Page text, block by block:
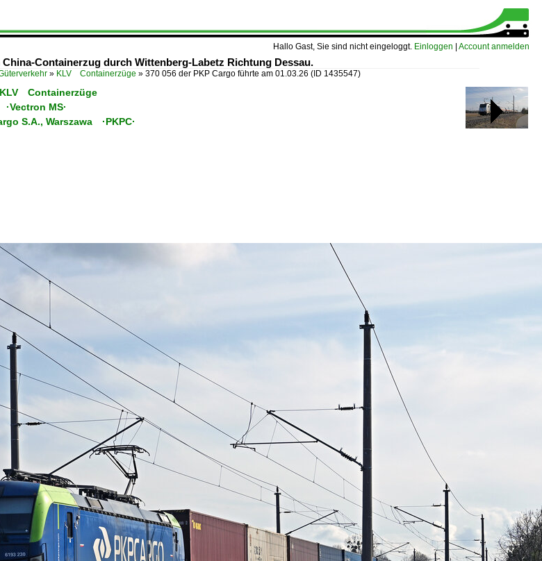
Hallo Gast, Sie sind nicht eingeloggt. Einloggen Account anmelden
China-Containerzug durch Wittenberg-Labetz Richtung Dessau.
» KLV Containerzüge » 370 056 der PKP Cargo führte am 01.03.26 (ID 1435547)
Containerzüge
MS·
S.A., Warszawa ·PKPC·